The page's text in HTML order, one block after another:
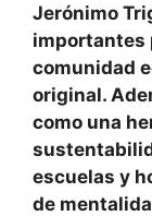
Jerónimo
importantes
comunidad
original.
como una
escuelas y
de